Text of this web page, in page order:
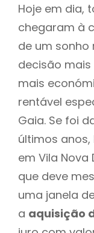
Hoje em dia,
chegaram à
de um sonho
decisão
mais
rentável
Gaia. Se foi
últimos anos,
em Vila Nova
que deve
uma janela
a aquisição